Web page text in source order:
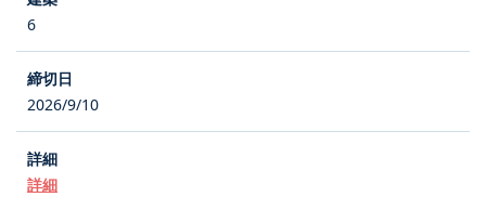
6
2026/9/10
詳細